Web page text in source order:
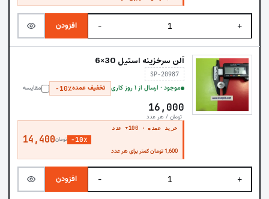
+
− افزودن
آلن سرخزینه استیل 30×6
SP-20987
موجود · ارسال از ۱ روز کاری تخفیف عمده−10٪ مقایسه
16,000
تومان / هر عدد
خرید عمده · 100+ عدد
14,400تومان −10٪
1,600 تومان کمتر برای هر عدد
+
− افزودن